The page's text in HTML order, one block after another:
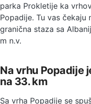
parka Prokletije ka
Popadije. Tu vas čekaju
granična staza sa
m n.v.
Na vrhu Popadije
na 33. km
Sa vrha Popadije se